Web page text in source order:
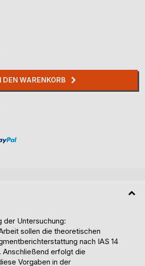
DEN WARENKORB
der Untersuchung:
sollen die theoretischen
nach IAS 14
erfolgt die
Vorgaben in der